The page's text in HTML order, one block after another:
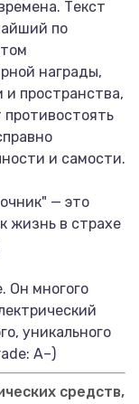
Текст
по
награды,
и пространства,
противостоять
и самости.
— это
жизнь в страхе
Он многого
уникального
A–)
средств,